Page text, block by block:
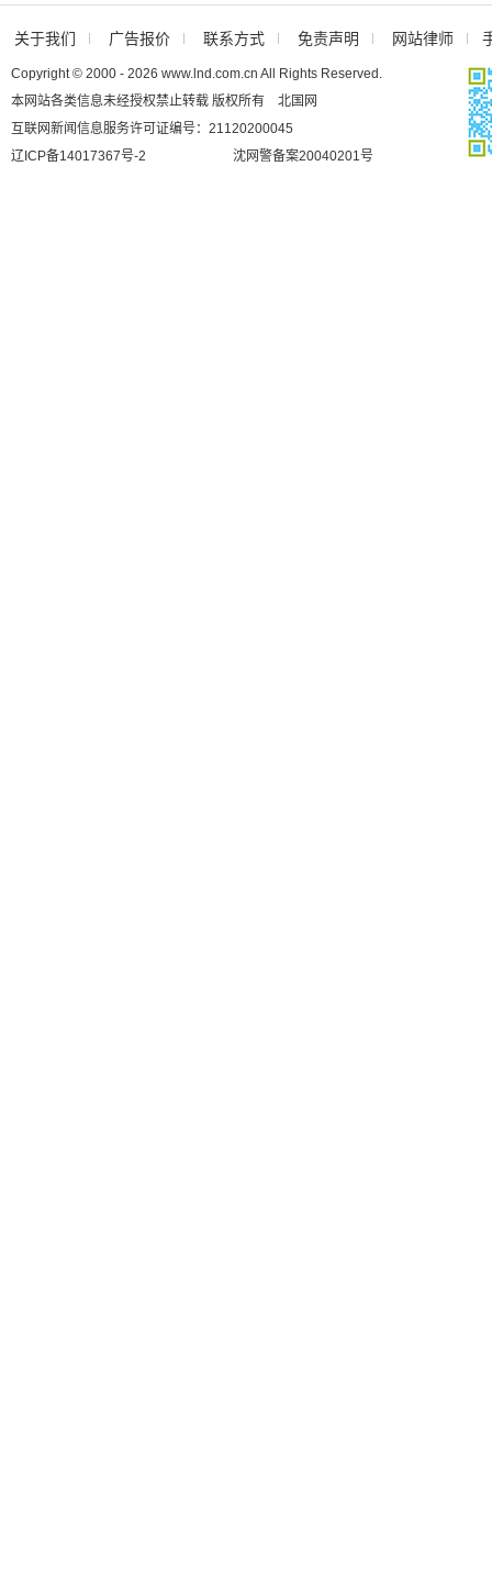
关于我们 广告报价 联系方式 免责声明 网站律师
Copyright © 2000 - 2026 www.lnd.com.cn All Rights Reserved.
本网站各类信息未经授权禁止转载 版权所有 北国网
互联网新闻信息服务许可证编号：21120200045
辽ICP备14017367号-2
沈网警备案20040201号